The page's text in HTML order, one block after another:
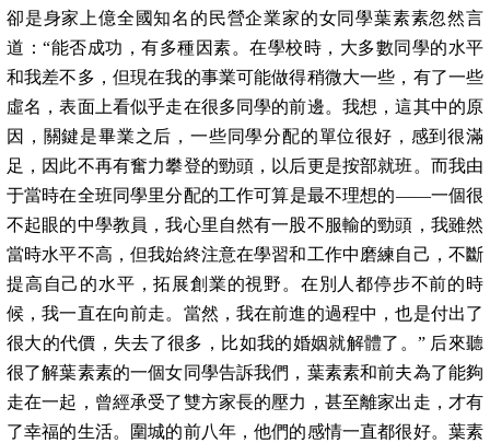
卻是身家上億全國知名的民營企業家的女同學葉素素忽然言
道：“能否成功，有多種因素。在學校時，大多數同學的水平
和我差不多，但現在我的事業可能做得稍微大一些，有了一些
虛名，表面上看似乎走在很多同學的前邊。我想，這其中的原
因，關鍵是畢業之后，一些同學分配的單位很好，感到很滿
足，因此不再有奮力攀登的勁頭，以后更是按部就班。而我由
于當時在全班同學里分配的工作可算是最不理想的——一個很
不起眼的中學教員，我心里自然有一股不服輸的勁頭，我雖然
當時水平不高，但我始終注意在學習和工作中磨練自己，不斷
提高自己的水平，拓展創業的視野。在別人都停步不前的時
候，我一直在向前走。當然，我在前進的過程中，也是付出了
很大的代價，失去了很多，比如我的婚姻就解體了。” 后來聽
很了解葉素素的一個女同學告訴我們，葉素素和前夫為了能夠
走在一起，曾經承受了雙方家長的壓力，甚至離家出走，才有
了幸福的生活。圍城的前八年，他們的感情一直都很好。葉素